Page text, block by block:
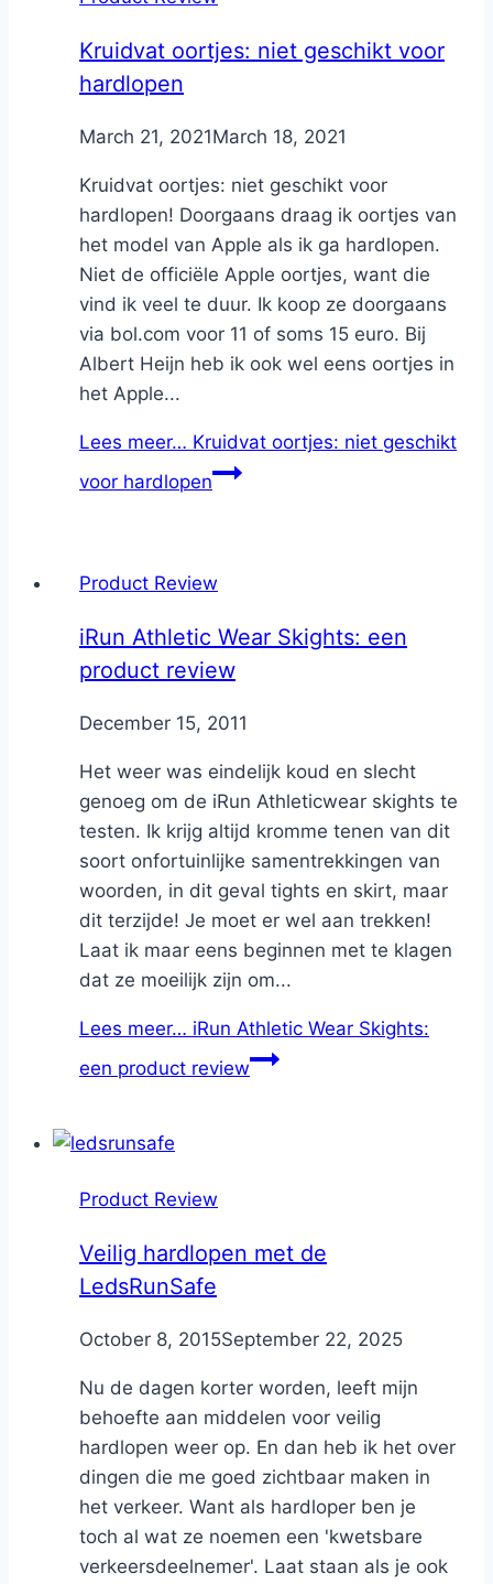
Kruidvat oortjes: niet geschikt voor
hardlopen
ByNicole
March 21, 2021March 18, 2021
Kruidvat oortjes: niet geschikt voor
hardlopen! Doorgaans draag ik oortjes van
het model van Apple als ik ga hardlopen.
Niet de officiële Apple oortjes, want die
vind ik veel te duur. Ik koop ze doorgaans
via bol.com voor 11 of soms 15 euro. Bij
Albert Heijn heb ik ook wel eens oortjes in
het Apple...
Lees meer… Kruidvat oortjes: niet geschikt
voor hardlopen
Product Review
iRun Athletic Wear Skights: een
product review
ByNicole
December 15, 2011
Het weer was eindelijk koud en slecht
genoeg om de iRun Athleticwear skights te
testen. Ik krijg altijd kromme tenen van dit
soort onfortuinlijke samentrekkingen van
woorden, in dit geval tights en skirt, maar
dit terzijde! Je moet er wel aan trekken!
Laat ik maar eens beginnen met te klagen
dat ze moeilijk zijn om...
Lees meer… iRun Athletic Wear Skights:
een product review
Product Review
Veilig hardlopen met de
LedsRunSafe
ByNicole
October 8, 2015September 22, 2025
Nu de dagen korter worden, leeft mijn
behoefte aan middelen voor veilig
hardlopen weer op. En dan heb ik het over
dingen die me goed zichtbaar maken in
het verkeer. Want als hardloper ben je
toch al wat ze noemen een 'kwetsbare
verkeersdeelnemer'. Laat staan als je ook